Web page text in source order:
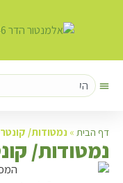
דף הבית » נמטודות/
נמטודות/